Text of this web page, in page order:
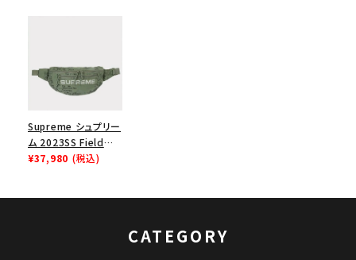
Supreme シュプリー
ム 2023SS Field
Waist Bag フィール
¥37,980 (税込)
CATEGORY